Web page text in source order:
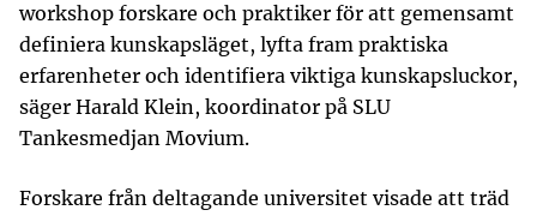
workshop forskare och praktiker för att gemensamt
definiera kunskapsläget, lyfta fram praktiska
erfarenheter och identifiera viktiga kunskapsluckor,
säger Harald Klein, koordinator på SLU
Tankesmedjan Movium.
Forskare från deltagande universitet visade att träd